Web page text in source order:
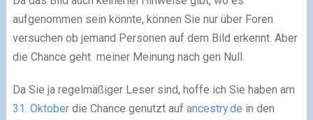
aufgenommen sein könnte, können Sie nur über Foren
versuchen ob jemand Personen auf dem Bild erkennt. Aber
die Chance geht meiner Meinung nach gen Null.
Da Sie ja regelmäßiger Leser sind, hoffe ich Sie haben am
31. Oktoberdie Chance genutzt auf ancestry.de in den